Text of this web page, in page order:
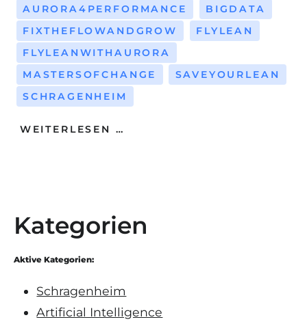
AURORA4PERFORMANCE
BIGDATA
FIXTHEFLOWANDGROW
FLYLEAN
FLYLEANWITHAURORA
MASTERSOFCHANGE
SAVEYOURLEAN
SCHRAGENHEIM
WEITERLESEN …
Kategorien
Aktive Kategorien:
Schragenheim
Artificial Intelligence